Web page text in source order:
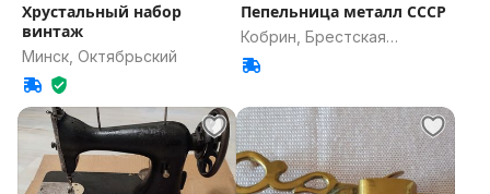
Хрустальный набор
винтаж
Минск, Октябрьский
Пепельница металл СССР
Кобрин, Брестская
область